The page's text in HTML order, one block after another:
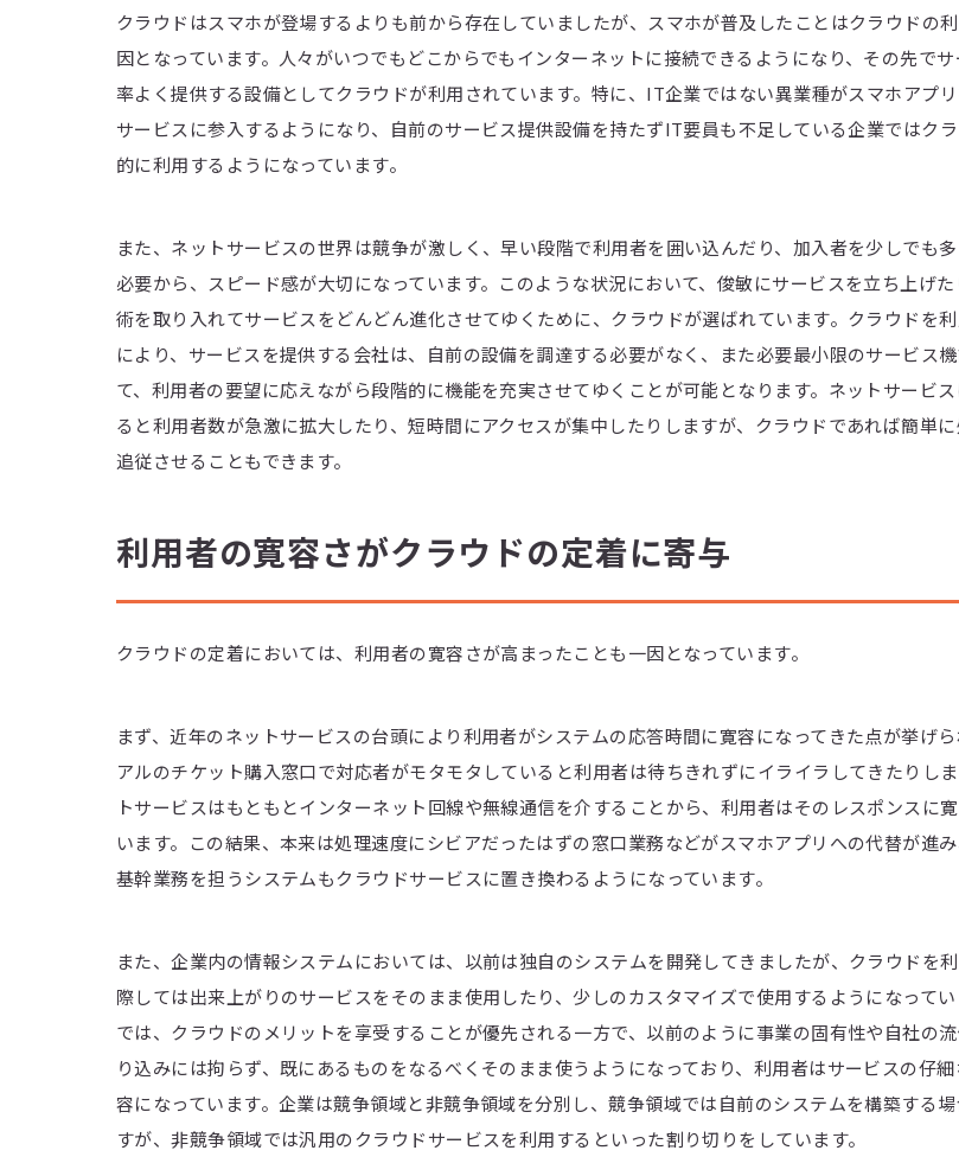
クラウドはスマホが登場するよりも前から存在していましたが、スマホが普及したことはクラウドの
因となっています。人々がいつでもどこからでもインターネットに接続できるようになり、その先で
率よく提供する設備としてクラウドが利用されています。特に、IT企業ではない異業種がスマホアプ
サービスに参入するようになり、自前のサービス提供設備を持たずIT要員も不足している企業ではク
的に利用するようになっています。
また、ネットサービスの世界は競争が激しく、早い段階で利用者を囲い込んだり、加入者を少しでも
必要から、スピード感が大切になっています。このような状況において、俊敏にサービスを立ち上げ
術を取り入れてサービスをどんどん進化させてゆくために、クラウドが選ばれています。クラウドを
により、サービスを提供する会社は、自前の設備を調達する必要がなく、また必要最小限のサービス
て、利用者の要望に応えながら段階的に機能を充実させてゆくことが可能となります。ネットサービ
ると利用者数が急激に拡大したり、短時間にアクセスが集中したりしますが、クラウドであれば簡単
追従させることもできます。
利用者の寛容さがクラウドの定着に寄与
クラウドの定着においては、利用者の寛容さが高まったことも一因となっています。
まず、近年のネットサービスの台頭により利用者がシステムの応答時間に寛容になってきた点が挙げら
アルのチケット購入窓口で対応者がモタモタしていると利用者は待ちきれずにイライラしてきたりし
トサービスはもともとインターネット回線や無線通信を介することから、利用者はそのレスポンスに
います。この結果、本来は処理速度にシビアだったはずの窓口業務などがスマホアプリへの代替が進
基幹業務を担うシステムもクラウドサービスに置き換わるようになっています。
また、企業内の情報システムにおいては、以前は独自のシステムを開発してきましたが、クラウドを
際しては出来上がりのサービスをそのまま使用したり、少しのカスタマイズで使用するようになって
では、クラウドのメリットを享受することが優先される一方で、以前のように事業の固有性や自社の
り込みには拘らず、既にあるものをなるべくそのまま使うようになっており、利用者はサービスの仔
容になっています。企業は競争領域と非競争領域を分別し、競争領域では自前のシステムを構築する
すが、非競争領域では汎用のクラウドサービスを利用するといった割り切りをしています。